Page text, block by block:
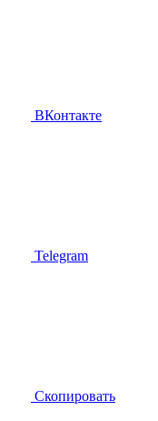
ВКонтакте
Telegram
Скопировать